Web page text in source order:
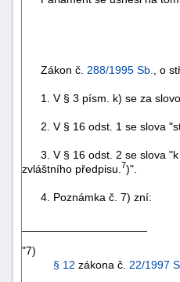
Zákon č. 288/1995 Sb. , o
1. V § 3 písm. k) se za slovo
2. V § 16 odst. 1 se slova
3. V § 16 odst. 2 se slova "k
zvláštního předpisu. 7)".
4. Poznámka č. 7) zní:
"7)
§ 12 zákona č. 22/1997